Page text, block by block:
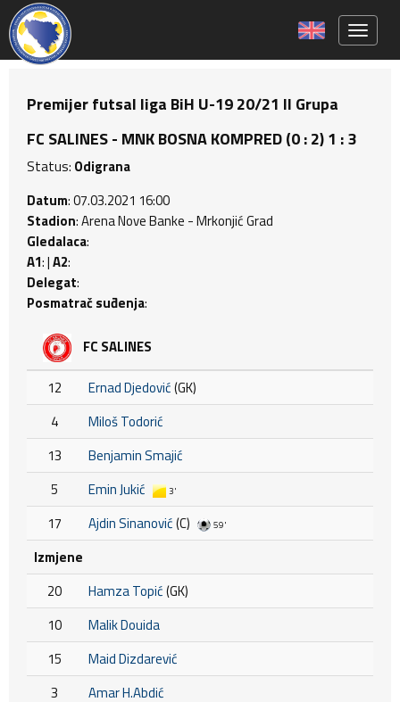
Premijer futsal liga BiH U-19 20/21 II Grupa
FC SALINES - MNK BOSNA KOMPRED (0 : 2) 1 : 3
Status: Odigrana
Datum: 07.03.2021 16:00
Stadion: Arena Nove Banke - Mrkonjić Grad
Gledalaca:
A1: |A2:
Delegat:
Posmatrač suđenja:
FC SALINES
12 Ernad Djedović(GK)
4
Miloš Todorić
13
Benjamin Smajić
5
Emin Jukić 3'
17 Ajdin Sinanović(C) 59'
Izmjene
20
Hamza Topić(GK)
10
Malik Douida
15
Maid Dizdarević
3
Amar H.Abdić